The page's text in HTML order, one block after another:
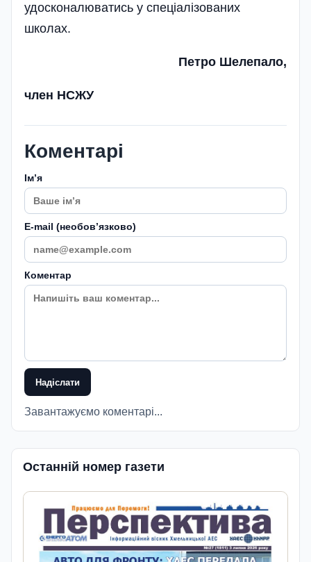
удосконалюватись у спеціалізованих
школах.
Петро Шелепало,
член НСЖУ
Коментарі
Імʼя
E-mail (необовʼязково)
Коментар
Надіслати
Завантажуємо коментарі...
Останній номер газети